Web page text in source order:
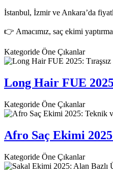
İstanbul, İzmir ve Ankara’da
👉 Amacımız, saç ekimi
Kategoride Öne Çıkanlar
Long Hair FUE
Kategoride Öne Çıkanlar
Afro Saç Ekimi
Kategoride Öne Çıkanlar